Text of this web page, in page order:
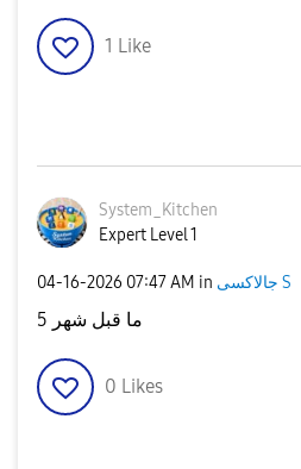
1 Like
System_Kitchen
Expert Level 1
‎04-16-2026 07:47 AM in جالاكسى S
ما قبل شهر 5
0 Likes